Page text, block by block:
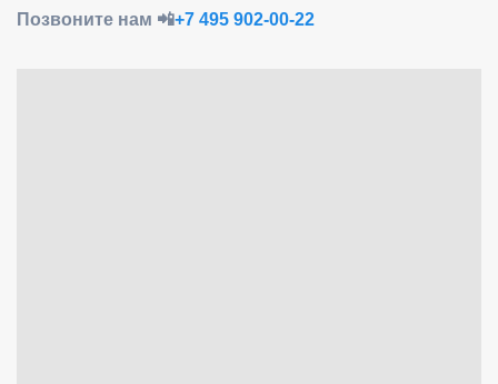
Позвоните нам 📲+7 495 902-00-22